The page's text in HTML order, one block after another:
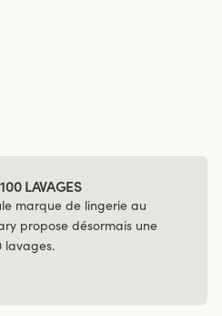
LAVAGES
marque de lingerie au
propose désormais une
lavages.